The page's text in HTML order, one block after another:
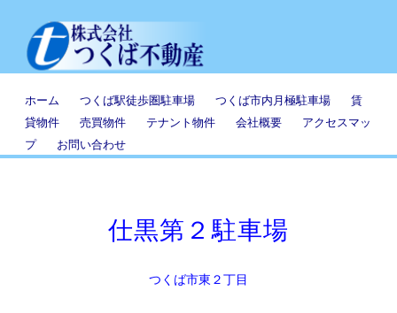
ホーム つくば駅徒歩圏駐車場 つくば市内月極駐車場
賃
貸物件
売買物件 テナント物件 会社概要
アクセスマッ
プ
お問い合わせ
仕黒第２駐車場
つくば市東２丁目